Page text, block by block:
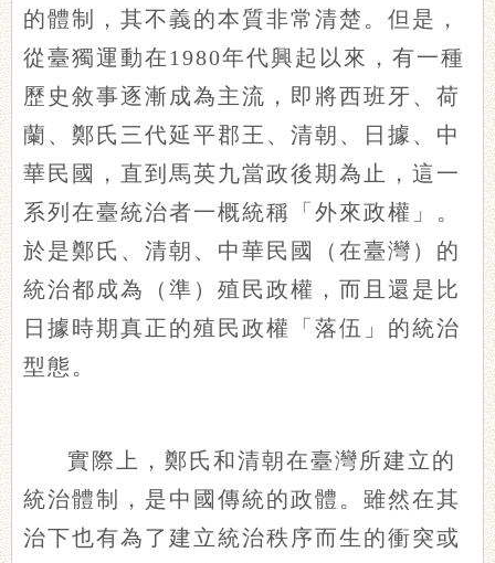
的體制，其不義的本質非常清楚。但是，
從臺獨運動在1980年代興起以來，有一種
歷史敘事逐漸成為主流，即將西班牙、荷
蘭、鄭氏三代延平郡王、清朝、日據、中
華民國，直到馬英九當政後期為止，這一
系列在臺統治者一概統稱「外來政權」。
於是鄭氏、清朝、中華民國（在臺灣）的
統治都成為（準）殖民政權，而且還是比
日據時期真正的殖民政權「落伍」的統治
型態。
實際上，鄭氏和清朝在臺灣所建立的
統治體制，是中國傳統的政體。雖然在其
治下也有為了建立統治秩序而生的衝突或